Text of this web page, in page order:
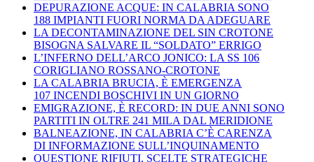
DEPURAZIONE ACQUE: IN CALABRIA SONO
188 IMPIANTI FUORI NORMA DA ADEGUARE
LA DECONTAMINAZIONE DEL SIN CROTONE
BISOGNA SALVARE IL “SOLDATO” ERRIGO
L’INFERNO DELL’ARCO JONICO: LA SS 106
CORIGLIANO ROSSANO-CROTONE
LA CALABRIA BRUCIA, È EMERGENZA
107 INCENDI BOSCHIVI IN UN GIORNO
EMIGRAZIONE, È RECORD: IN DUE ANNI SONO
PARTITI IN OLTRE 241 MILA DAL MERIDIONE
BALNEAZIONE, IN CALABRIA C’È CARENZA
DI INFORMAZIONE SULL’INQUINAMENTO
QUESTIONE RIFIUTI, SCELTE STRATEGICHE